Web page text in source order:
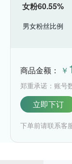
女粉60.55%
男女粉丝比例
商品金额： ￥
郑重承诺：账号
立即下订
下单前请联系客